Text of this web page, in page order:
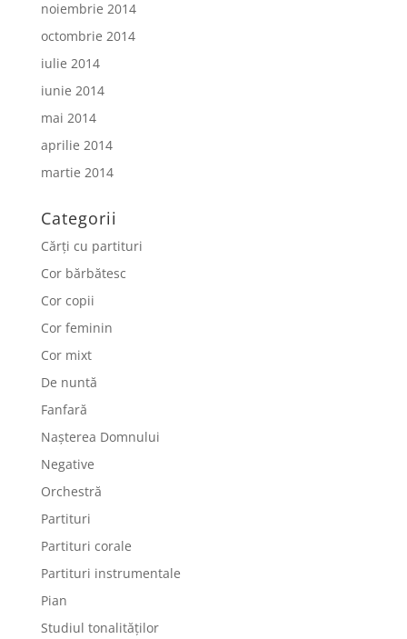
noiembrie 2014
octombrie 2014
iulie 2014
iunie 2014
mai 2014
aprilie 2014
martie 2014
Categorii
Cărți cu partituri
Cor bărbătesc
Cor copii
Cor feminin
Cor mixt
De nuntă
Fanfară
Nașterea Domnului
Negative
Orchestră
Partituri
Partituri corale
Partituri instrumentale
Pian
Studiul tonalităților